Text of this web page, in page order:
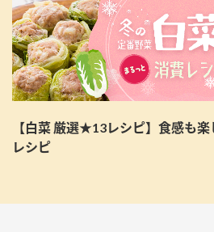
【白菜 厳選★13レシピ】食感も
レシピ